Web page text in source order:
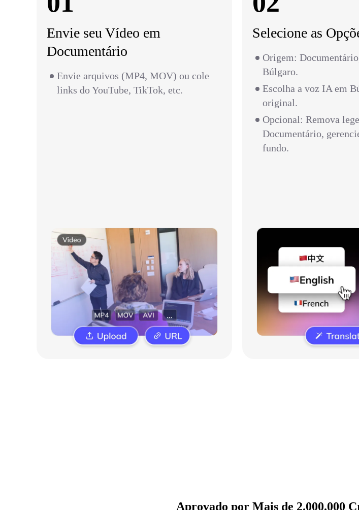
Envie seu Vídeo em
Documentário
Envie arquivos (MP4, MOV) ou cole
links do YouTube, TikTok, etc.
Selecione as
Origem:
Búlgaro.
Escolha a voz IA em
original.
Opcional: Remova
Documentário,
fundo.
Aprovado por Mais de 2.000.000